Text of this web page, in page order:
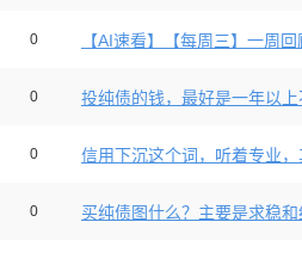
0 【AI速看】【每周三】一周
0 投纯债的钱，最好是一年以
0 信用下沉这个词，听着专业
0 买纯债图什么？主要是求稳